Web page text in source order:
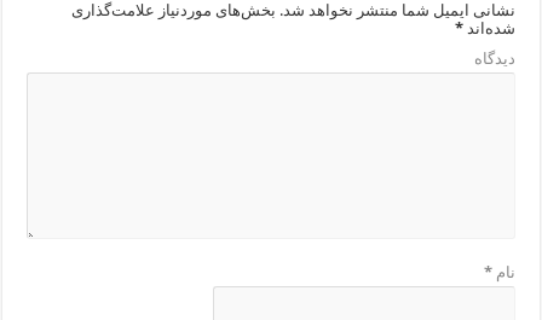
نشانی ایمیل شما منتشر نخواهد شد. بخش‌های موردنیاز علامت‌گذاری
شده‌اند*
دیدگاه
نام*